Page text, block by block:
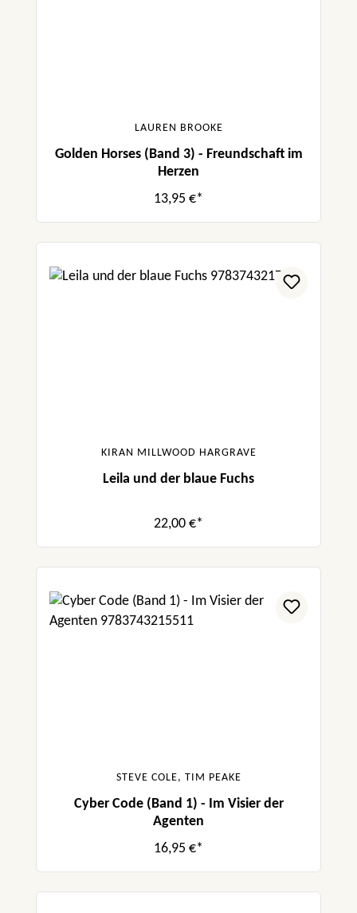
LAUREN BROOKE
Golden Horses (Band 3) - Freundschaft im
Herzen
13,95 €*
KIRAN MILLWOOD HARGRAVE
Leila und der blaue Fuchs
22,00 €*
STEVE COLE, TIM PEAKE
Cyber Code (Band 1) - Im Visier der
Agenten
16,95 €*